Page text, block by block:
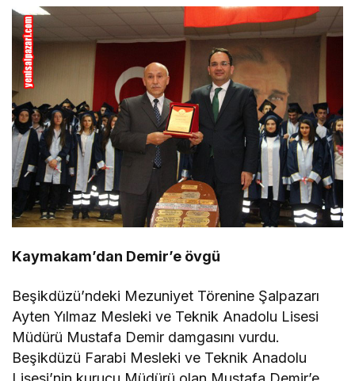
Kaymakam’dan Demir’e övgü
Beşikdüzü’ndeki Mezuniyet Törenine Şalpazarı
Ayten Yılmaz Mesleki ve Teknik Anadolu Lisesi
Müdürü Mustafa Demir damgasını vurdu.
Beşikdüzü Farabi Mesleki ve Teknik Anadolu